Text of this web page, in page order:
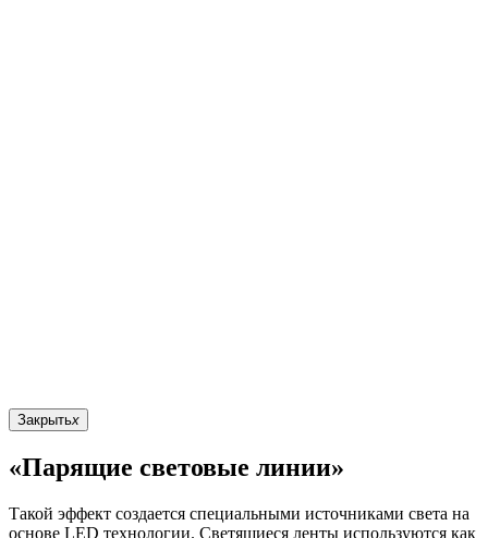
Закрытьx
«Парящие световые линии»
Такой эффект создается специальными источниками света на
основе LED технологии. Светящиеся ленты используются как